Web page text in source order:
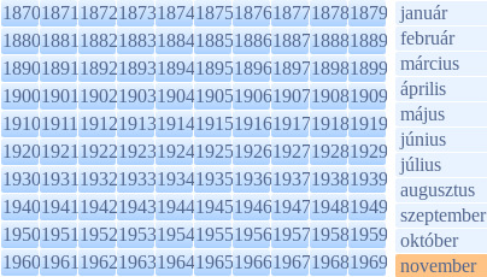
1870187118721873187418751876187718781879
1880188118821883188418851886188718881889
1890189118921893189418951896189718981899
1900190119021903190419051906190719081909
1910191119121913191419151916191719181919
1920192119221923192419251926192719281929
1930193119321933193419351936193719381939
1940194119421943194419451946194719481949
1950195119521953195419551956195719581959
1960196119621963196419651966196719681969
január
február
március
április
május
június
július
augusztus
szeptember
október
november